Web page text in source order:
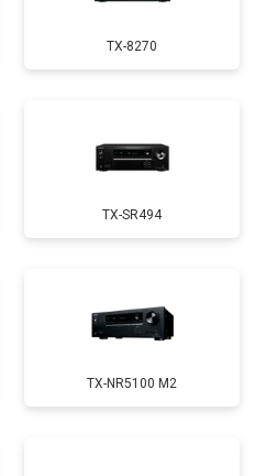
TX-8270
TX-SR494
TX-NR5100 M2